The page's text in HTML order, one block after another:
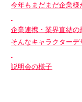
今年もまだまだ企業様
企業連携・業界直結の
そんなキャラクターデ
説明会の様子